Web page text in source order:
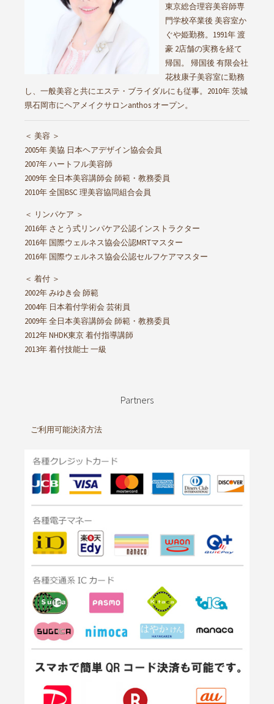
東京総合理容美容師専
門学校卒業後 美容室か
ぐや姫勤務。1991年 渡
豪 2店舗の実務を経て
帰国。 帰国後 有限会社
花枝康子美容室に勤務
し、一般美容と共にエステ・ブライダルにも従事。2010年 茨城
県石岡市にヘアメイクサロンanthos オープン。
＜ 美容 ＞
2005年 美協 日本ヘアデザイン協会会員
2007年 ハートフル美容師
2009年 全日本美容講師会 師範・教務委員
2010年 全国BSC 理美容協同組合会員
＜ リンパケア ＞
2016年 さとう式リンパケア公認インストラクター
2016年 国際ウェルネス協会公認MRTマスター
2016年 国際ウェルネス協会公認セルフケアマスター
＜ 着付 ＞
2002年 みゆき会 師範
2004年 日本着付学術会 芸術員
2009年 全日本美容講師会 師範・教務委員
2012年 NHDK東京 着付指導講師
2013年 着付技能士 一級
Partners
ご利用可能決済方法